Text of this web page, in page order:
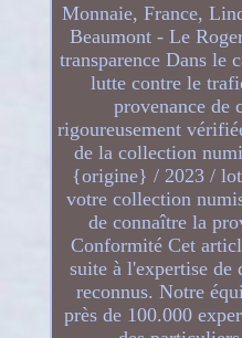
Monnaie, France,
Beaumont - Le
transparence Dans le
lutte contre le
provenance de
rigoureusement
de la collection
{origine} / 2023 / lot
votre collection
de connaître la
Conformité Cet
suite à l'expertise de
reconnus. Notre
près de 100.000